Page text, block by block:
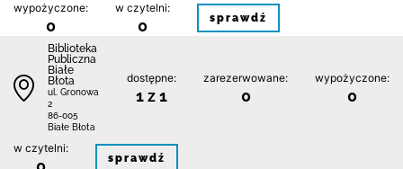
wypożyczone:
0
w czytelni:
0 sprawdź
Biblioteka
Publiczna
Białe
Błota
ul. Gronowa
2
86-005
Białe Błota
dostępne:
1 z 1
zarezerwowane:
0
wypożyczone:
0
w czytelni:
sprawdź